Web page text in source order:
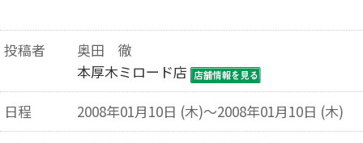
投稿者
奥田 徹
本厚木ミロード店
日程
2008年01月10日 (木)～2008年01月10日 (木)